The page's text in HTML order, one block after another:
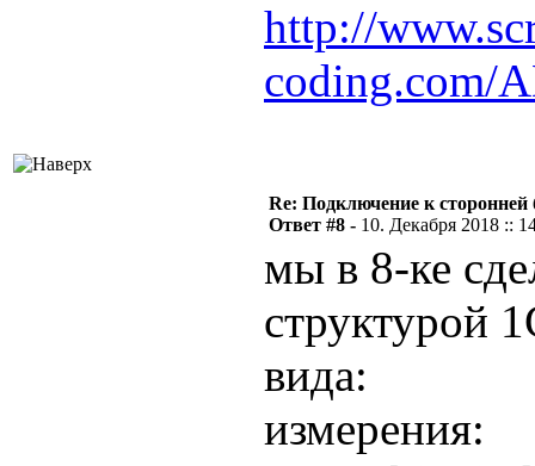
http://
coding.com/
Re: Подключение к сторонней
Ответ #8 - 10. Декабря 2018 ::
мы в 8-ке
структурой
вида:
измерения: